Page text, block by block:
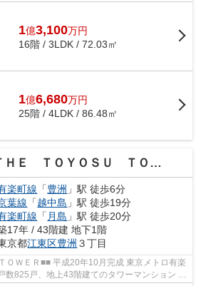
徒歩9分 オートロ...
1億3,100万円
16階 / 3LDK / 72.03㎡
1億6,680万円
25階 / 4LDK / 86.48㎡
ＨＥ ＴＯＹＯＳＵ ＴＯＷＥＲ
楽町線 「豊洲 」駅 徒歩6分
葉線 「越中島 」駅 徒歩19分
楽町線 「 月島 」駅 徒歩20分
17年 / 43階建 地下1階
京都江東区豊洲 ３丁目
完成 東京メトロ有楽
825戸、地上43階建てのタワーマンション オ